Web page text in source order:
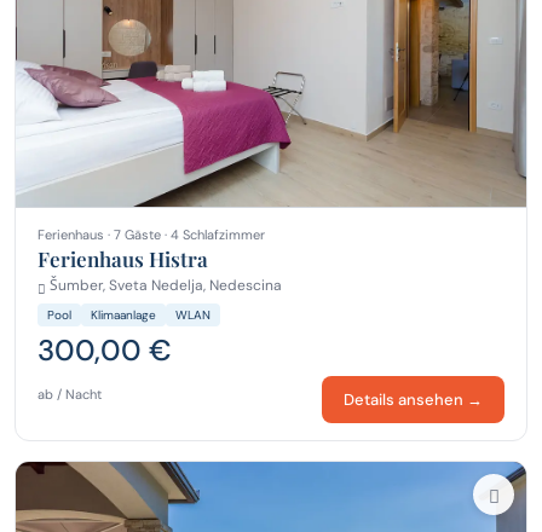
Ferienhaus · 7 Gäste · 4 Schlafzimmer
Ferienhaus Histra
Šumber, Sveta Nedelja, Nedescina
Pool Klimaanlage WLAN
300,00 €
ab / Nacht Details ansehen →